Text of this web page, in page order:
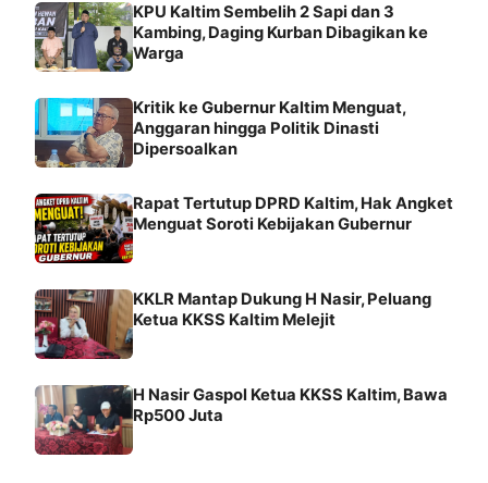
KPU Kaltim Sembelih 2 Sapi dan 3
Kambing, Daging Kurban Dibagikan ke
Warga
Kritik ke Gubernur Kaltim Menguat,
Anggaran hingga Politik Dinasti
Dipersoalkan
Rapat Tertutup DPRD Kaltim, Hak Angket
Menguat Soroti Kebijakan Gubernur
KKLR Mantap Dukung H Nasir, Peluang
Ketua KKSS Kaltim Melejit
H Nasir Gaspol Ketua KKSS Kaltim, Bawa
Rp500 Juta